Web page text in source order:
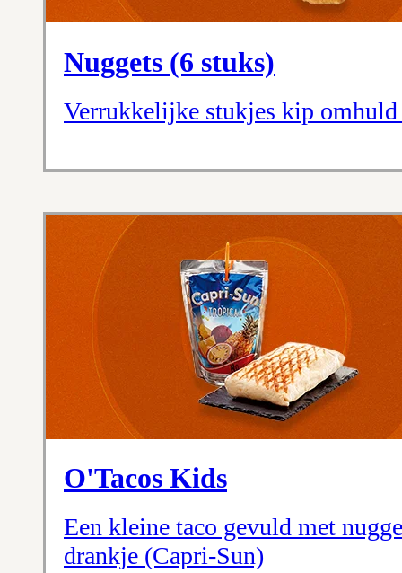
Nuggets (6 stuks)
Verrukkelijke stukjes kip omhuld
O'Tacos Kids
Een kleine taco gevuld met
drankje (Capri-Sun)